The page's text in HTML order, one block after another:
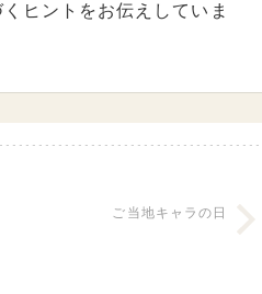
ヒントをお伝えしていま
ご当地キャラの日